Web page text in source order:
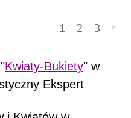
1 2 3 »
Kwiaty-Bukiety" w
Ekspert